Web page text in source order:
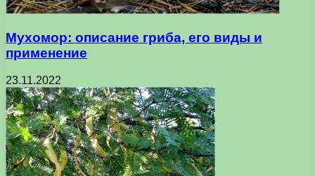
Мухомор: описание гриба, его виды и
применение
23.11.2022